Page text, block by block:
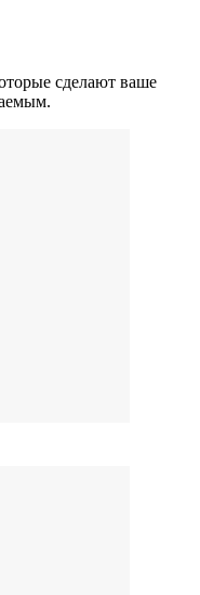
сделают ваше